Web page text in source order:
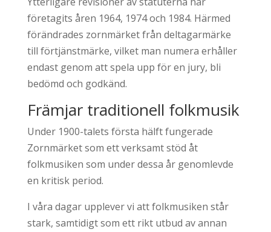
företagits åren 1964, 1974 och 1984. Härmed
förändrades zornmärket från deltagarmärke
till förtjänstmärke, vilket man numera erhåller
endast genom att spela upp för en jury, bli
bedömd och godkänd.
Främjar traditionell folkmusik
Under 1900-talets första hälft fungerade
Zornmärket som ett verksamt stöd åt
folkmusiken som under dessa år genomlevde
en kritisk period.
I våra dagar upplever vi att folkmusiken står
stark, samtidigt som ett rikt utbud av annan